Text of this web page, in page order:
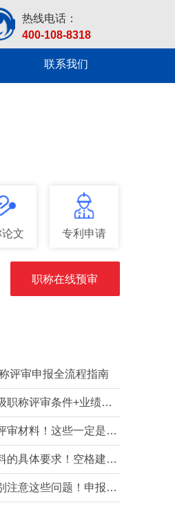
热线电话：
400-108-8318
联系我们
文 专利申请
职称在线预审
评审申报全流程指南
职称评审条件+业绩材
审材料！这些一定是要
的具体要求！空格建工
注意这些问题！申报职